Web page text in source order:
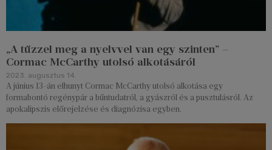
„A tűzzel meg a nyelvvel van egy szinten” –
Cormac McCarthy utolsó alkotásáról
2023. augusztus 14.
A június 13-án elhunyt Cormac McCarthy utolsó alkotása egy
formabontó regénypár a bűntudatról, a gyászról és a pusztulásról. Az
apokalipszis előrejelzése és diagnózisa egyben.